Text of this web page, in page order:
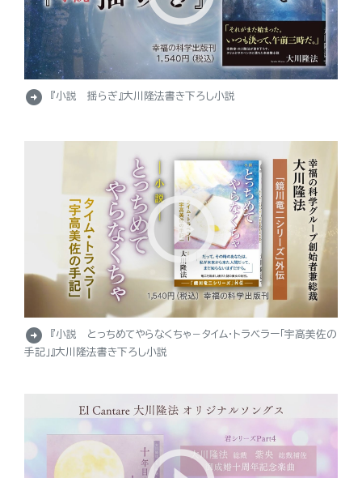
arrow_circle_right 『小説 揺らぎ』大川隆法書き下ろし小説
arrow_circle_right
『小説 とっちめてやらなくちゃ－タイム・トラベラー「宇高美佐の
手記」』大川隆法書き下ろし小説